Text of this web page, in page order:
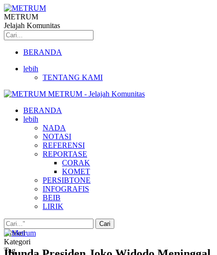
METRUM
Jelajah Komunitas
BERANDA
lebih
TENTANG KAMI
METRUM - Jelajah Komunitas
BERANDA
lebih
NADA
NOTASI
REFERENSI
REPORTASE
CORAK
KOMET
PERSIBTONE
INFOGRAFIS
BEIB
LIRIK
Artikel
Kategori
Tag